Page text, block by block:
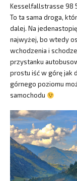
Kesselfallstrasse 98
To ta sama droga,
dalej. Na
najwyżej, bo wtedy
wchodzenia i
przystanku
prostu iść w górę jak
górnego poziomu
samochodu